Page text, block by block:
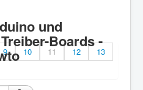
und
Boards -
9 10 11 12
13